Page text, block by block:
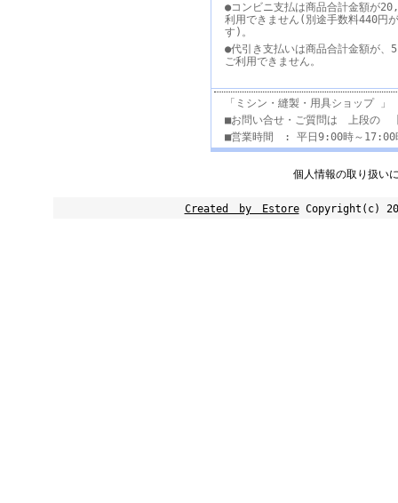
●コンビニ支払は商品合計金額が
利用できません(別途手数料440円
す)。
●代引き支払いは商品合計金額が、
ご利用できません。
「ミシン・縫製・用具ショップ 」
■お問い合せ・ご質問は 上段の
■営業時間 : 平日9:00時～17:00
個人情報の取り扱い
Created by EstoreCopyright(c)